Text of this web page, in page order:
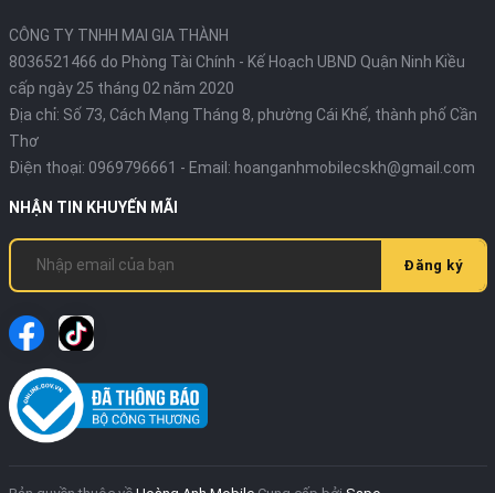
CÔNG TY TNHH MAI GIA THÀNH
8036521466 do Phòng Tài Chính - Kế Hoạch UBND Quận Ninh Kiều
cấp ngày 25 tháng 02 năm 2020
Địa chỉ: Số 73, Cách Mạng Tháng 8, phường Cái Khế, thành phố Cần
Thơ
Điện thoại: 0969796661 - Email: hoanganhmobilecskh@gmail.com
NHẬN TIN KHUYẾN MÃI
Đăng ký